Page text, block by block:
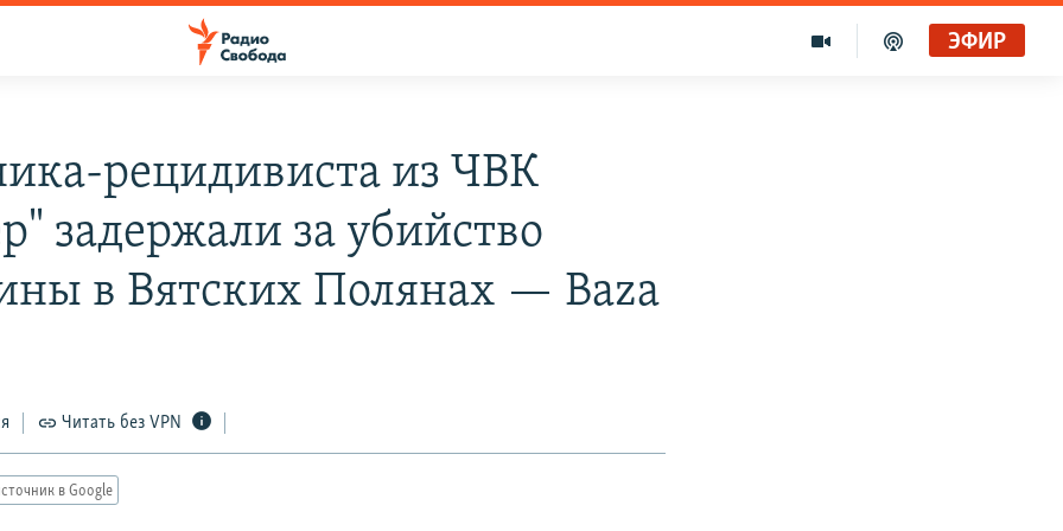
ЭФИР
рецидивиста из ЧВК
задержали за убийство
в Вятских Полянах — Baza
Читать без VPN
в Google